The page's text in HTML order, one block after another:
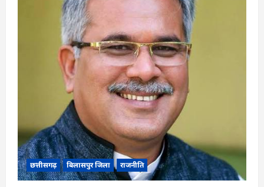
छत्तीसगढ़ बिलासपुर जिला राजनीति